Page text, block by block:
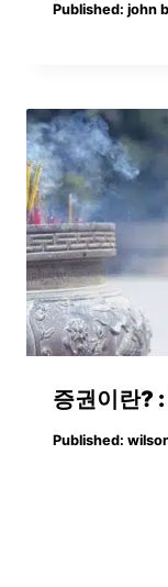
Published: john
증권이란?
Published: